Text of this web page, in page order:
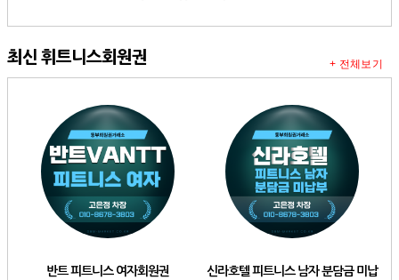
최신 휘트니스회원권
반트 피트니스 여자회원권 신라호텔 피트니스 남자 분담금 미납
+ 전체보기